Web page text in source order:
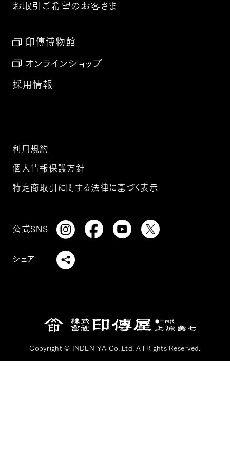
お取引ご希望のお客さま
印傳博物館
オンラインショップ
採用情報
利用規約
個人情報保護方針
特定商取引に関する法律に基づく表示
公式SNS
シェア
Copyright © INDEN-YA Co.,Ltd. All Rights Reserved.